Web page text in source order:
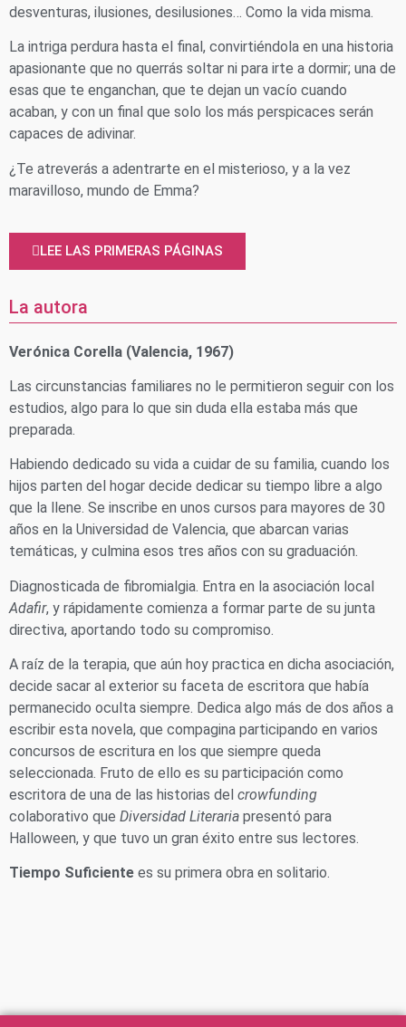
desventuras, ilusiones, desilusiones… Como la vida misma.
La intriga perdura hasta el final, convirtiéndola en una historia
apasionante que no querrás soltar ni para irte a dormir; una de
esas que te enganchan, que te dejan un vacío cuando
acaban, y con un final que solo los más perspicaces serán
capaces de adivinar.
¿Te atreverás a adentrarte en el misterioso, y a la vez
maravilloso, mundo de Emma?
LEE LAS PRIMERAS PÁGINAS
La autora
Verónica Corella (Valencia, 1967)
Las circunstancias familiares no le permitieron seguir con los
estudios, algo para lo que sin duda ella estaba más que
preparada.
Habiendo dedicado su vida a cuidar de su familia, cuando los
hijos parten del hogar decide dedicar su tiempo libre a algo
que la llene. Se inscribe en unos cursos para mayores de 30
años en la Universidad de Valencia, que abarcan varias
temáticas, y culmina esos tres años con su graduación.
Diagnosticada de fibromialgia. Entra en la asociación local
Adafir, y rápidamente comienza a formar parte de su junta
directiva, aportando todo su compromiso.
A raíz de la terapia, que aún hoy practica en dicha asociación,
decide sacar al exterior su faceta de escritora que había
permanecido oculta siempre. Dedica algo más de dos años a
escribir esta novela, que compagina participando en varios
concursos de escritura en los que siempre queda
seleccionada. Fruto de ello es su participación como
escritora de una de las historias del crowfunding
colaborativo que Diversidad Literaria presentó para
Halloween, y que tuvo un gran éxito entre sus lectores.
Tiempo Suficiente es su primera obra en solitario.